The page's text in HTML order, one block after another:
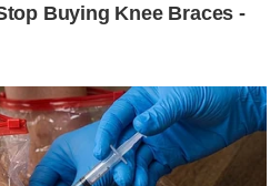
Buying Knee Braces -